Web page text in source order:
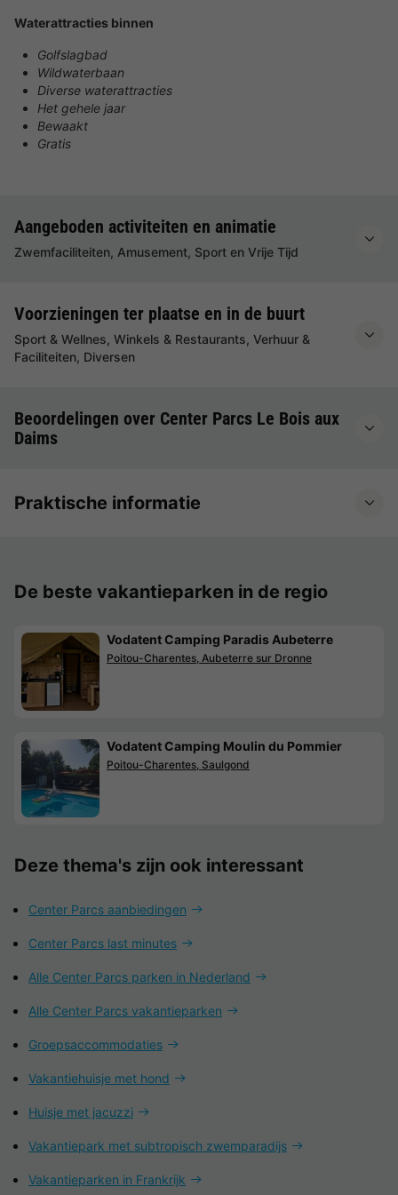
Waterattracties binnen
Golfslagbad
Wildwaterbaan
Diverse waterattracties
Het gehele jaar
Bewaakt
Gratis
Aangeboden activiteiten en animatie
Zwemfaciliteiten, Amusement, Sport en Vrije Tijd
Voorzieningen ter plaatse en in de buurt
Sport & Wellnes, Winkels & Restaurants, Verhuur &
Faciliteiten, Diversen
Beoordelingen over Center Parcs Le Bois aux
Daims
Praktische informatie
De beste vakantieparken in de regio
Vodatent Camping Paradis Aubeterre
Poitou-Charentes, Aubeterre sur Dronne
Vodatent Camping Moulin du Pommier
Poitou-Charentes, Saulgond
Deze thema's zijn ook interessant
Center Parcs aanbiedingen
Center Parcs last minutes
Alle Center Parcs parken in Nederland
Alle Center Parcs vakantieparken
Groepsaccommodaties
Vakantiehuisje met hond
Huisje met jacuzzi
Vakantiepark met subtropisch zwemparadijs
Vakantieparken in Frankrijk